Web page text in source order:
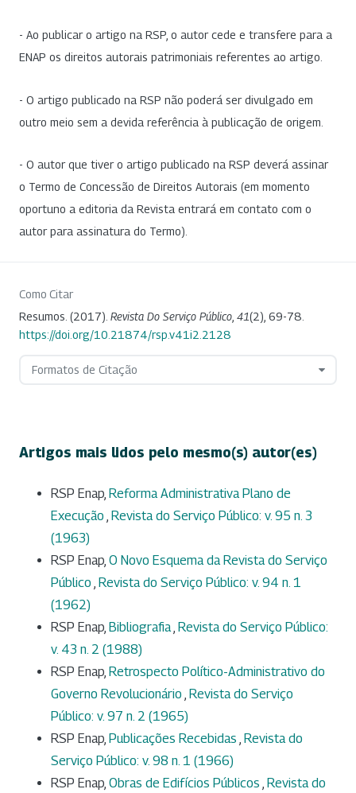
- Ao publicar o artigo na RSP, o autor cede e transfere para a
ENAP os direitos autorais patrimoniais referentes ao artigo.
- O artigo publicado na RSP não poderá ser divulgado em
outro meio sem a devida referência à publicação de origem.
- O autor que tiver o artigo publicado na RSP deverá assinar
o Termo de Concessão de Direitos Autorais (em momento
oportuno a editoria da Revista entrará em contato com o
autor para assinatura do Termo).
Como Citar
Resumos. (2017). Revista Do Serviço Público 41(2), 69-78.
https://doi.org/10.21874/rsp.v41i2.2128
Formatos de Citação
Artigos mais lidos pelo mesmo(s) autor(es)
RSP Enap, Reforma Administrativa Plano de
Execução , Revista do Serviço Público: v. 95 n. 3
(1963)
RSP Enap, O Novo Esquema da Revista do Serviço
Público , Revista do Serviço Público: v. 94 n. 1
(1962)
RSP Enap, Bibliografia, Revista do Serviço Público:
v. 43 n. 2 (1988)
RSP Enap, Retrospecto Político-Administrativo do
Governo Revolucionário , Revista do Serviço
Público: v. 97 n. 2 (1965)
RSP Enap, Publicações Recebidas , Revista do
Serviço Público: v. 98 n. 1 (1966)
RSP Enap, Obras de Edifícios Públicos , Revista do